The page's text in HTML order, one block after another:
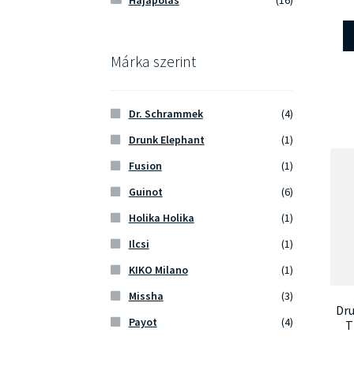
Márka szerint
Dr. Schrammek
(4)
Drunk Elephant
(1)
Fusion
(1)
Guinot
(6)
Holika Holika
(1)
Ilcsi
(1)
KIKO Milano
(1)
Missha
(3)
Payot
(4)